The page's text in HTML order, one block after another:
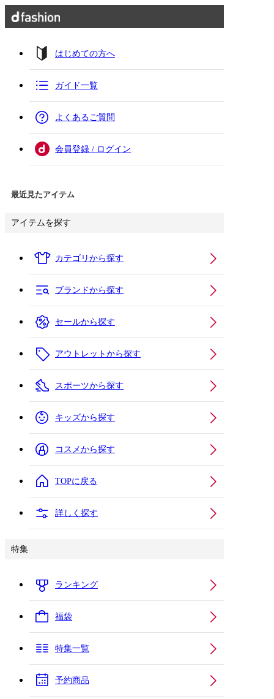
はじめての方へ
ガイド一覧
よくあるご質問
会員登録 / ログイン
最近見たアイテム
アイテムを探す
カテゴリから探す
ブランドから探す
セールから探す
アウトレットから探す
スポーツから探す
キッズから探す
コスメから探す
TOPに戻る
詳しく探す
特集
ランキング
福袋
特集一覧
予約商品